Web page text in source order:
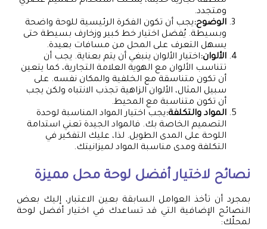
ومتجدد.
الوضوح:يجب أن تكون الفكرة الرئيسية للوحة واضحة
وبسيطة. يُفضل اختيار خط كبير وزخارف بسيطة حتى
يسهل التعرف على المحل من مسافات بعيدة.
الألوان:اختيار الألوان ينبغي أن يتم بعناية. يجب أن
تتناسب الألوان مع الهوية العلامة التجارية، كما يتعين
أن تكون متناسقة مع الخلفية والمكان نفسه. على
سبيل المثال، الألوان الزاهية تجذب الانتباه ولكن يجب
أن تكون متناسبة مع المحيط.
المواد والتكلفة:يجب اختيار المواد المناسبة لوحدة
التصميم الخاصة بك. فالمواد الجيدة تعني استدامة
اللوحة على المدى الطويل. لذا، عليك التفكير في
التكلفة ومدى مناسبة المواد لميزانيتك.
نصائح لاختيار أفضل لوحة محل مميزة
بمجرد أن تأخذ العوامل السابقة بعين الاعتبار، إليك بعض
النصائح الإضافية التي قد تساعدك في اختيار أفضل لوحة
لمحلّك: